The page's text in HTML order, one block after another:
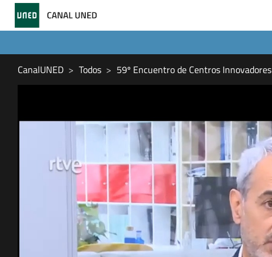
CanalUNED Todos 59º Encuentro de Centros Innovadores